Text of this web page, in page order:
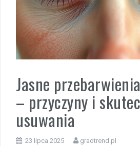
Jasne
– przyczyny i
usuwania
23 lipca 2025 graotrend.pl